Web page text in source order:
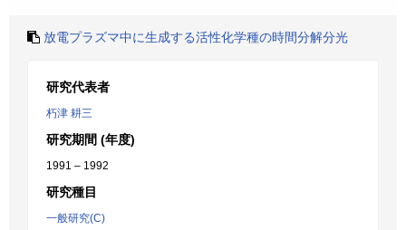
放電プラズマ中に生成する活性化学種の時間分解分光
研究代表者
朽津 耕三
研究期間 (年度)
1991 – 1992
研究種目
一般研究(C)